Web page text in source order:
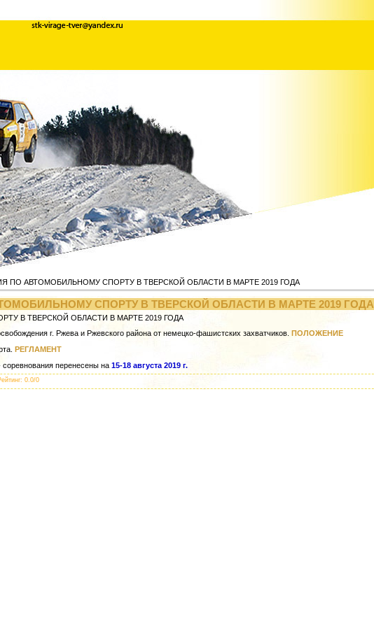
ПО АВТОМОБИЛЬНОМУ СПОРТУ В ТВЕРСКОЙ ОБЛАСТИ В МАРТЕ 2019 ГОДА
СПОРТУ В ТВЕРСКОЙ ОБЛАСТИ В МАРТЕ 2019 ГОДА
В ТВЕРСКОЙ ОБЛАСТИ В МАРТЕ 2019 ГОДА
г. Ржева и Ржевского района от немецко-фашистских захватчиков.
ПОЛОЖЕНИЕ
РЕГЛАМЕНТ
перенесены на 15-18 августа 2019 г.
: 0.0/0